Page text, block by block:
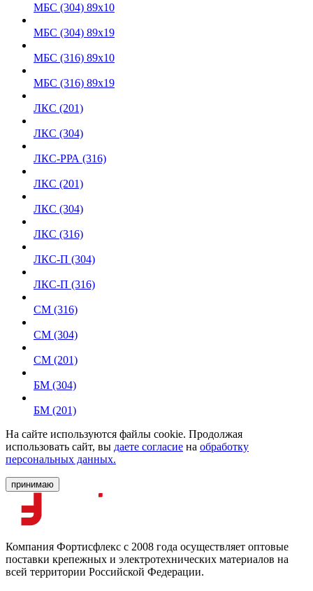
МБС (304) 89х10
МБС (304) 89х19
МБС (316) 89х10
МБC (316) 89х19
ЛКС (201)
ЛКС (304)
ЛКС-РРА (316)
ЛКС (201)
ЛКС (304)
ЛКС (316)
ЛКС-П (304)
ЛКС-П (316)
СМ (316)
СМ (304)
СМ (201)
БМ (304)
БМ (201)
На сайте используются файлы cookie. Продолжая
использовать сайт, вы даете согласие на обработку
персональных данных.
принимаю
Компания Фортисфлекс с 2008 года осуществляет оптовые
поставки крепежных и электротехнических материалов на
всей территории Российской Федерации.